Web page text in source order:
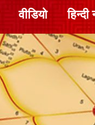
वीडियो